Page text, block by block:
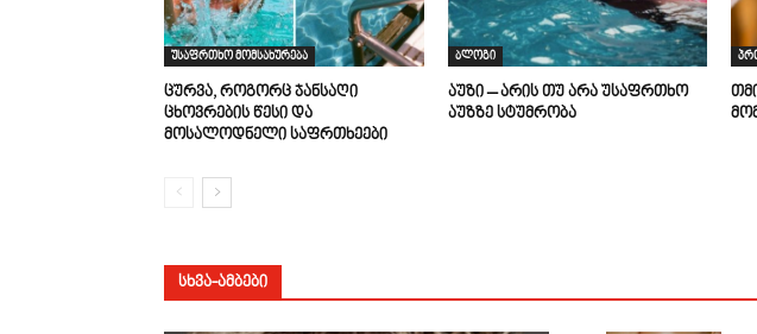
უსაფრთხო მომსახურება
ცურვა, როგორც ჯანსაღი
ცხოვრების წესი და
მოსალოდნელი საფრთხეები
ბლოგი
აუზი – არის თუ არა უსაფრთხო
აუზზე სტუმრობა
ᲡᲮᲕᲐ-ᲐᲛᲑᲔᲑᲘ